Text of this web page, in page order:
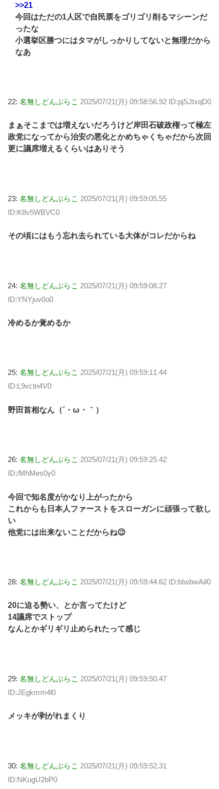
>>21
今回はただの1人区で自民票をゴリゴリ削るマシーンだ
ったな
小選挙区勝つにはタマがしっかりしてないと無理だから
なあ
22: 名無しどんぶらこ 2025/07/21(月) 09:58:56.92 ID:pjSJtxqD0
まぁそこまでは増えないだろうけど岸田石破政権って極左
政党になってから治安の悪化とかめちゃくちゃだから次回
更に議席増えるくらいはありそう
23: 名無しどんぶらこ 2025/07/21(月) 09:59:05.55
ID:K8v5WBVC0
その頃にはもう忘れ去られている大体がコレだからね
24: 名無しどんぶらこ 2025/07/21(月) 09:59:08.27
ID:YNYjuv0o0
冷めるか覚めるか
25: 名無しどんぶらこ 2025/07/21(月) 09:59:11.44
ID:L9vctn4V0
野田首相なん（´・ω・｀）
26: 名無しどんぶらこ 2025/07/21(月) 09:59:25.42
ID:/MhMes0y0
今回で知名度がかなり上がったから
これからも日本人ファーストをスローガンに頑張って欲し
い
他党には出来ないことだからね😉
28: 名無しどんぶらこ 2025/07/21(月) 09:59:44.62 ID:bIwbwAiI0
20に迫る勢い、とか言ってたけど
14議席でストップ
なんとかギリギリ止められたって感じ
29: 名無しどんぶらこ 2025/07/21(月) 09:59:50.47
ID:JEgkmm4l0
メッキが剥がれまくり
30: 名無しどんぶらこ 2025/07/21(月) 09:59:52.31
ID:NKugU2bP0